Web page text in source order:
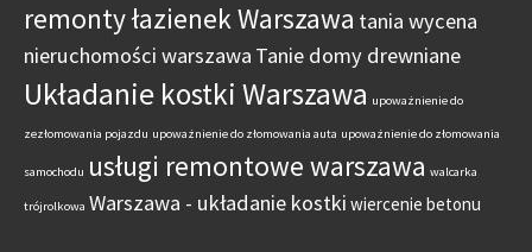
remonty łazienek Warszawa tania wycena
nieruchomości warszawa Tanie domy drewniane
Układanie kostki Warszawa upoważnienie do
zezłomowania pojazdu upoważnienie do złomowania auta upoważnienie do złomowania
samochodu usługi remontowe warszawa walcarka
trójrolkowa Warszawa - układanie kostki wiercenie betonu